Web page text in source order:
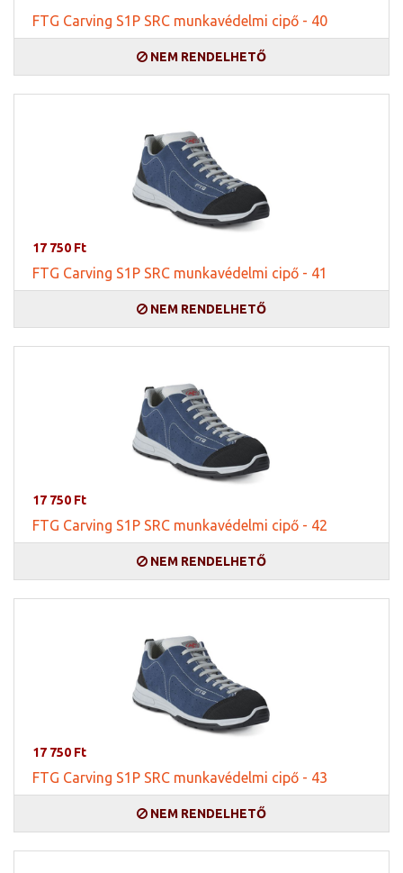
FTG Carving S1P SRC munkavédelmi cipő - 40
NEM RENDELHETŐ
17 750 Ft
FTG Carving S1P SRC munkavédelmi cipő - 41
NEM RENDELHETŐ
17 750 Ft
FTG Carving S1P SRC munkavédelmi cipő - 42
NEM RENDELHETŐ
17 750 Ft
FTG Carving S1P SRC munkavédelmi cipő - 43
NEM RENDELHETŐ